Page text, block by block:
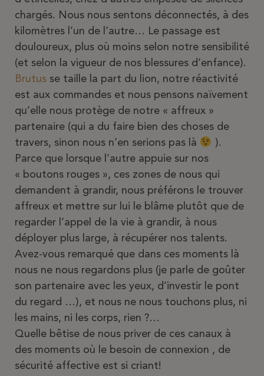
chargés. Nous nous sentons déconnectés, à des
kilomètres l’un de l’autre… Le passage est
douloureux, plus où moins selon notre sensibilité
(et selon la vigueur de nos blessures d’enfance).
Brutus se taille la part du lion, notre réactivité
est aux commandes et nous pensons naïvement
qu’elle nous protège de notre « affreux »
partenaire (qui a du faire bien des choses de
travers, sinon nous n’en serions pas là
).
Parce que lorsque l’autre appuie sur nos
« boutons rouges », ces zones de nous qui
demandent à grandir, nous préférons le trouver
affreux et mettre sur lui le blâme plutôt que de
regarder l’appel de la vie à grandir, à nous
déployer plus large, à récupérer nos talents.
Avez-vous remarqué que dans ces moments là
nous ne nous regardons plus (je parle de goûter
son partenaire avec les yeux, d’investir le pont
du regard …), et nous ne nous touchons plus, ni
les mains, ni les corps, rien ?…
Quelle bêtise de nous priver de ces canaux à
des moments où le besoin de connexion , de
sécurité affective est si criant!